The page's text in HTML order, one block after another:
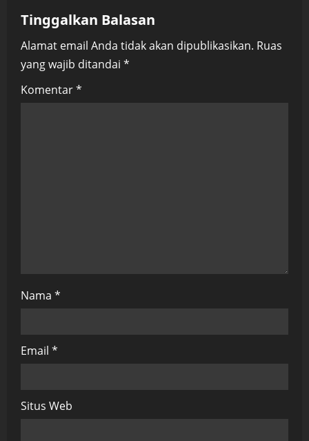
v
i
g
a
Tinggalkan Balasan
Alamat email Anda tidak akan dipublikasikan. Ruas
yang wajib ditandai *
Komentar*
Nama *
Email *
Situs Web